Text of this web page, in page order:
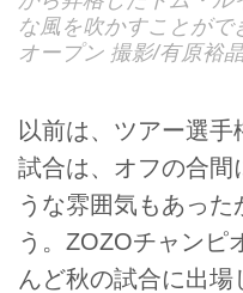
な風を吹かすことが
オープン 撮影/有原裕晶
以前は、ツアー選
試合は、オフの合間
うな雰囲気もあっ
う。ZOZOチャンピ
んど秋の試合に出